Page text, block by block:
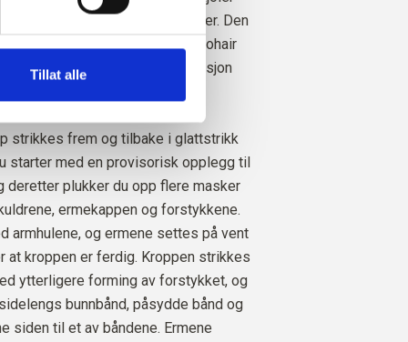
Tillat alle
midje på kjølige sommerkvelder. Den
merino og 1 tråd Soft Silk Mohair
hele veien - en myk kombinasjon
strikkes frem og tilbake i glattstrikk
starter med en provisorisk opplegg til
deretter plukker du opp flere masker
ermekappen og forstykkene.
armhulene, og ermene settes på vent
at kroppen er ferdig. Kroppen strikkes
ytterligere forming av forstykket, og
bunnbånd, påsydde bånd og
siden til et av båndene. Ermene